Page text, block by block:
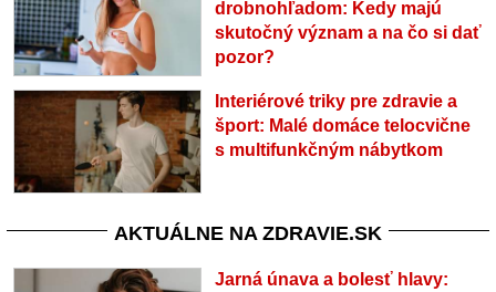
drobnohľadom: Kedy majú
skutočný význam a na čo si dať
pozor?
Interiérové triky pre zdravie a
šport: Malé domáce telocvične
s multifunkčným nábytkom
AKTUÁLNE NA ZDRAVIE.SK
Jarná únava a bolesť hlavy: